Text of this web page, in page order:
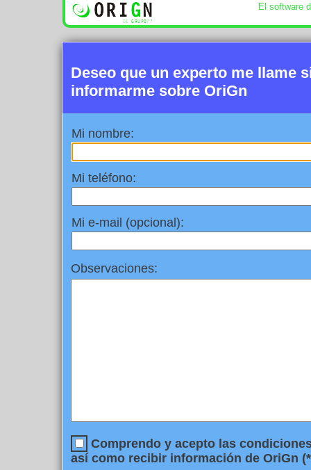
El software
Deseo que un experto me llame
informarme sobre OriGn
Mi nombre:
Mi teléfono:
Mi e-mail (opcional):
Observaciones:
Comprendo y acepto las
así como recibir información de OriGn